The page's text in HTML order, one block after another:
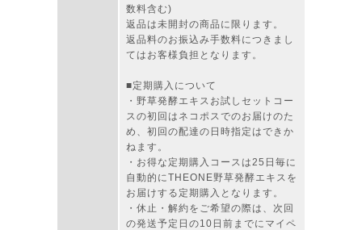
数料含む)
返品は未開封の商品に限ります。
返品料のお振込み手数料につきまし
てはお客様負担となります。
■定期購入について
・野草発酵エキスお試しセットコー
スの初回はネコポスでのお届けのた
め、初回の配達の日時指定はできか
ねます。
・お得な定期購入コースは25日毎に
自動的にTHEONE野草発酵エキスを
お届けする定期購入となります。
・休止・解約をご希望の際は、次回
の発送予定日の10日前までにマイペ